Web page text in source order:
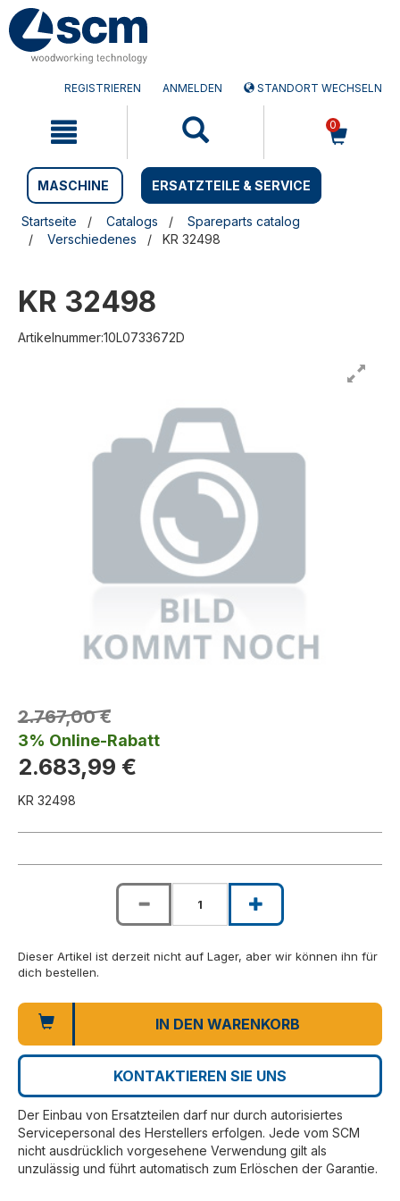
Zum
Inhalt
springen
Zum
Navigationsmen�
springen
REGISTRIEREN ANMELDEN STANDORT WECHSELN
0
MASCHINE ERSATZTEILE & SERVICE
Startseite Catalogs
Spareparts catalog
Verschiedenes
KR 32498
KR 32498
Artikelnummer:10L0733672D
2.767,00 €
3% Online-Rabatt
2.683,99 €
KR 32498
Dieser Artikel ist derzeit nicht auf Lager, aber wir können ihn für
dich bestellen.
IN DEN WARENKORB
KONTAKTIEREN SIE UNS
Der Einbau von Ersatzteilen darf nur durch autorisiertes
Servicepersonal des Herstellers erfolgen. Jede vom SCM
nicht ausdrücklich vorgesehene Verwendung gilt als
unzulässig und führt automatisch zum Erlöschen der Garantie.